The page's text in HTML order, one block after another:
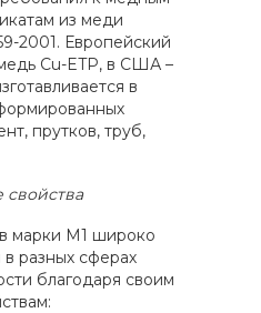
из меди
2001. Европейский
Cu-ETP, в США –
в
прутков, труб,
свойства
марки М1 широко
в разных сферах
благодаря своим